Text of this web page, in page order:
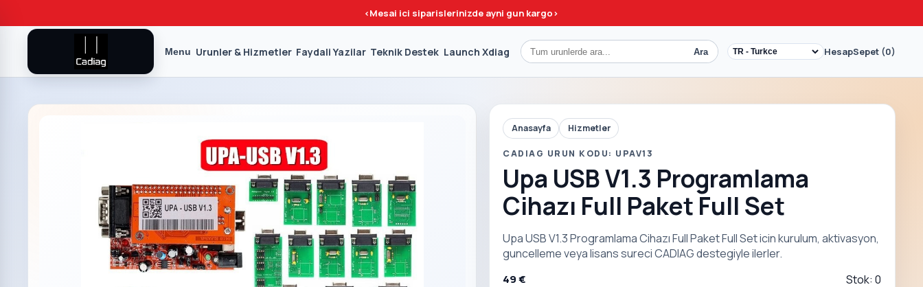
<Mesai ici siparislerinizde ayni gun kargo>
Menu Urunler & Hizmetler Faydali Yazilar Teknik Destek Launch Xdiag Ara HesapSepet (0)
Anasayfa Hizmetler
CADIAG URUN KODU: UPAV13
Upa USB V1.3 Programlama
Cihazı Full Paket Full Set
Upa USB V1.3 Programlama Cihazı Full Paket Full Set icin kurulum, aktivasyon,
guncelleme veya lisans sureci CADIAG destegiyle ilerler.
49 € Stok: 0